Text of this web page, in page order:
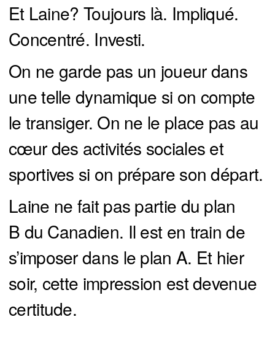
Et Laine? Toujours là. Impliqué.
Concentré. Investi.
On ne garde pas un joueur dans
une telle dynamique si on compte
le transiger. On ne le place pas au
cœur des activités sociales et
sportives si on prépare son départ.
Laine ne fait pas partie du plan
B du Canadien. Il est en train de
s’imposer dans le plan A. Et hier
soir, cette impression est devenue
certitude.